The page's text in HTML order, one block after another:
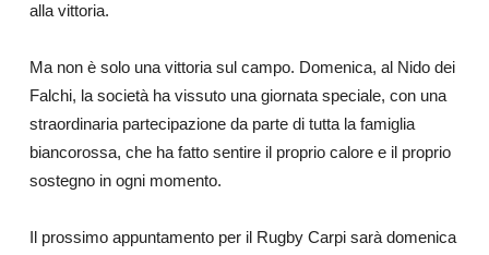
alla vittoria.
Ma non è solo una vittoria sul campo. Domenica, al Nido dei
Falchi, la società ha vissuto una giornata speciale, con una
straordinaria partecipazione da parte di tutta la famiglia
biancorossa, che ha fatto sentire il proprio calore e il proprio
sostegno in ogni momento.
Il prossimo appuntamento per il Rugby Carpi sarà domenica